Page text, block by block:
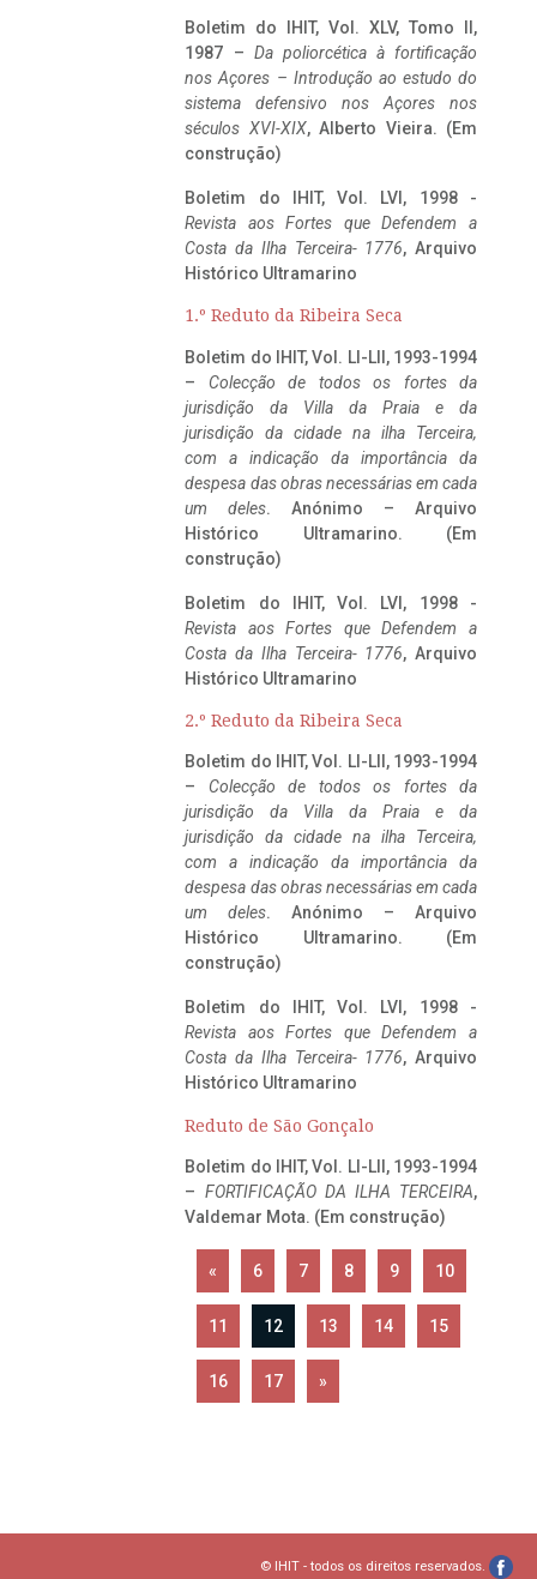
Boletim do IHIT, Vol. XLV, Tomo II,
1987 – Da poliorcética à fortificação
nos Açores – Introdução ao estudo do
sistema defensivo nos Açores nos
séculos XVI-XIX, Alberto Vieira. (Em
construção)
Boletim do IHIT, Vol. LVI, 1998 -
Revista aos Fortes que Defendem a
Costa da Ilha Terceira- 1776, Arquivo
Histórico Ultramarino
1.º Reduto da Ribeira Seca
Boletim do IHIT, Vol. LI-LII, 1993-1994
– Colecção de todos os fortes da
jurisdição da Villa da Praia e da
jurisdição da cidade na ilha Terceira,
com a indicação da importância da
despesa das obras necessárias em cada
um deles. Anónimo – Arquivo
Histórico Ultramarino. (Em
construção)
Boletim do IHIT, Vol. LVI, 1998 -
Revista aos Fortes que Defendem a
Costa da Ilha Terceira- 1776, Arquivo
Histórico Ultramarino
2.º Reduto da Ribeira Seca
Boletim do IHIT, Vol. LI-LII, 1993-1994
– Colecção de todos os fortes da
jurisdição da Villa da Praia e da
jurisdição da cidade na ilha Terceira,
com a indicação da importância da
despesa das obras necessárias em cada
um deles. Anónimo – Arquivo
Histórico Ultramarino. (Em
construção)
Boletim do IHIT, Vol. LVI, 1998 -
Revista aos Fortes que Defendem a
Costa da Ilha Terceira- 1776, Arquivo
Histórico Ultramarino
Reduto de São Gonçalo
Boletim do IHIT, Vol. LI-LII, 1993-1994
– FORTIFICAÇÃO DA ILHA TERCEIRA,
Valdemar Mota. (Em construção)
« 6 7 8 9 10
11 12 13 14 15
16 17 »
© IHIT - todos os direitos reservados.